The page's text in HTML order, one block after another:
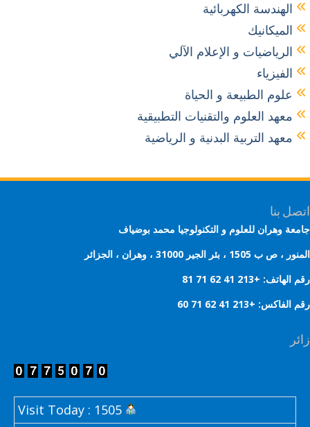
الهندسة الكهربائية
الميكانيك
الرياضيات و الإعلام الآلي
الفيزياء
علوم الطبيعة و الحياة
معهد العلوم والتقنيات التطبيقية
معهد التربية البدنية و الرياضية
بنا
وهران للعلوم و التكنولوجيا محمد بوضياف
1505 ، بئر الجير 31000 ، وهران ، الجزائر
+213 41 62 71 81
+213 41 62 71 60
Visit Today : 1505